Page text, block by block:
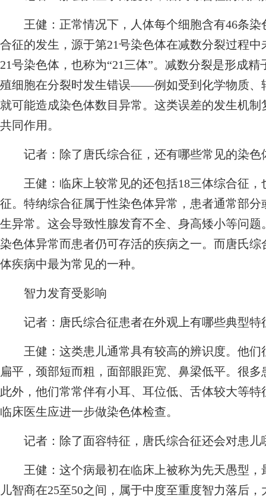
王健： 正常情况下，人体每个细胞含有46条
合征的发生，源于第21号染色体在减数分裂过程
21号染色体，也称为“21三体”。减数分裂是形成
殖细胞在分裂时发生错误——例如受到化学物质、
就可能造成染色体数目异常。这类误差的发生机
共同作用。
记者： 除了唐氏综合征，还有哪些常见的染色
王健： 临床上较常见的还包括18三体综合征
征。特纳综合征属于性染色体异常，患者通常部
生异常。这会导致性腺发育不全、身高矮小等问
染色体异常而患者仍可存活的疾病之一。而唐氏
体疾病中最为常见的一种。
智力发育受影响
记者： 唐氏综合征患者在外观上有哪些典型特
王健： 这类患儿通常具有较高的辨识度。他
扁平，颈部短而粗，面部眼距宽、鼻梁低平。很
此外，他们常常伴有小耳、耳位低、舌体较大等
临床医生应进一步做染色体检查。
记者： 除了面容特征，唐氏综合征还会对患
王健： 这个病最初在临床上被称为先天愚型
儿智商在25至50之间，属于中度至重度智力落后